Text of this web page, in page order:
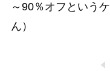
～90％オフという
ん）